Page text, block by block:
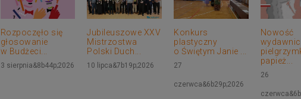
Rozpoczęło się
głosowanie
w Budżeci...
3 sierpnia&8b44p;2026
Jubileuszowe XXV
Mistrzostwa
Polski Duch...
10 lipca&7b19p;2026
Konkurs
plastyczny
o Świętym Janie ...
27
czerwca&6b29p;2026
Nowość
papież...
26